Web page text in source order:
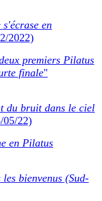
en
2022)
premiers Pilatus
finale"
du bruit dans le ciel
05/22)
en Pilatus
bienvenus (Sud-